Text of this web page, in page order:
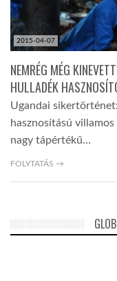
2015-04-07
NEMRÉG MÉG
HULLADÉK
Ugandai
hasznosítású
nagy tápértékű…
FOLYTATÁS →